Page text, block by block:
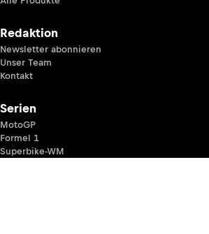
Redaktion
Newsletter abonnieren
Unser Team
Kontakt
Serien
MotoGP
Formel 1
Superbike-WM